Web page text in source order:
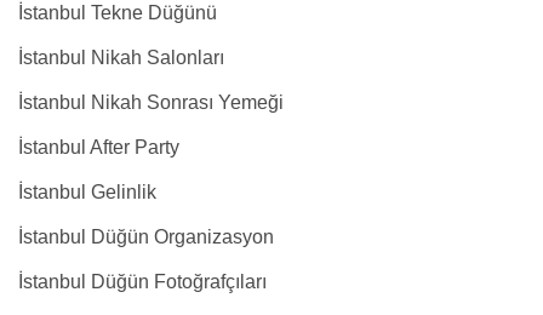
İstanbul Tekne Düğünü
İstanbul Nikah Salonları
İstanbul Nikah Sonrası Yemeği
İstanbul After Party
İstanbul Gelinlik
İstanbul Düğün Organizasyon
İstanbul Düğün Fotoğrafçıları